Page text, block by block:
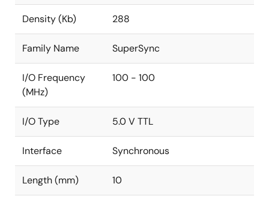
Density (Kb) 288
Family Name SuperSync
I/O Frequency
(MHz)
100 - 100
I/O Type 5.0 V TTL
Interface Synchronous
Length (mm) 10